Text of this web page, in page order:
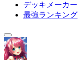
デッキメーカー
最強ランキング